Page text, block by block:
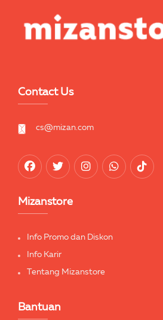
Contact Us
cs@mizan.com
Mizanstore
Info Promo dan Diskon
Info Karir
Tentang Mizanstore
Bantuan